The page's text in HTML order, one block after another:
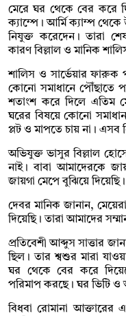
মেরে ঘর থেকে বের করে
ক্যাম্পে। আর্মি ক্যাম্প
নিযুক্ত করেদেন। তারা
কারণ বিল্লাল ও মানিক
শালিস ও সার্ভেয়ার ফারুক
কোনো সমাধানে পৌঁছাতে
শতাংশ করে দিলে এতিম
ঘরের বিষয়ে কোনো
প্লট ও মাপতে চায় না। এসব
অভিযুক্ত ভাসুর বিল্লাল
নাই। বাবা আমাদেরকে
জায়গা মেপে বুঝিয়ে
দেবর মানিক জানান,
দিয়েছি। তারা আমাদের
প্রতিবেশী আব্দুস সাত্তার
ছিল। তার শ্বশুর মারা
ঘর থেকে বের করে
পরিমাপ করছে। ঘর ভিটি ও
বিধবা রোমানা আক্তারের